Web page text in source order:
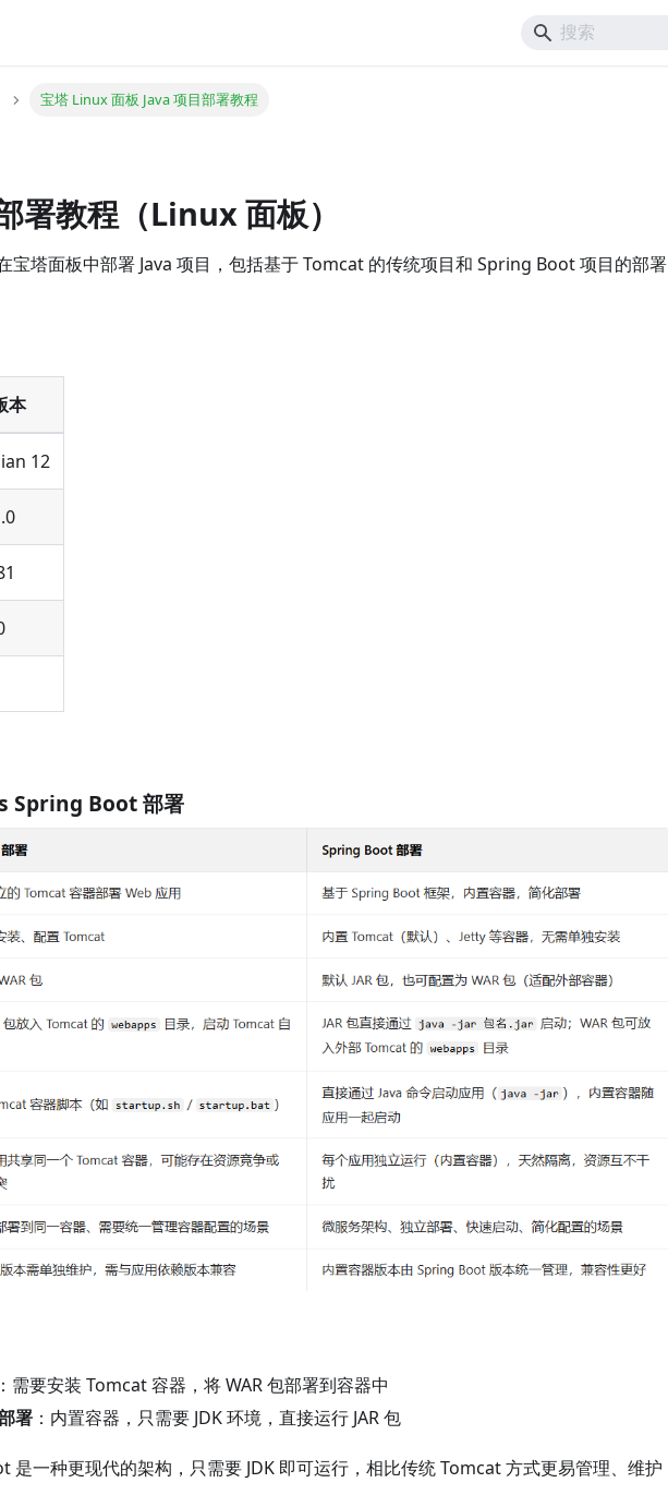
宝塔 Linux 面板 Java 项目部署教程
署教程（Linux 面板）
宝塔面板中部署 Java 项目，包括基于 Tomcat 的传统项目和 Spring Boot 项目的部署
本
12
Spring Boot 部署
需要安装 Tomcat 容器，将 WAR 包部署到容器中
署 ：内置容器，只需要 JDK 环境，直接运行 JAR 包
一种更现代的架构，只需要 JDK 即可运行，相比传统 Tomcat 方式更易管理、维护